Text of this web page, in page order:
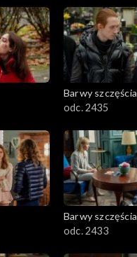
Barwy szczęścia
odc. 2435
Barwy szczęścia
odc. 2433